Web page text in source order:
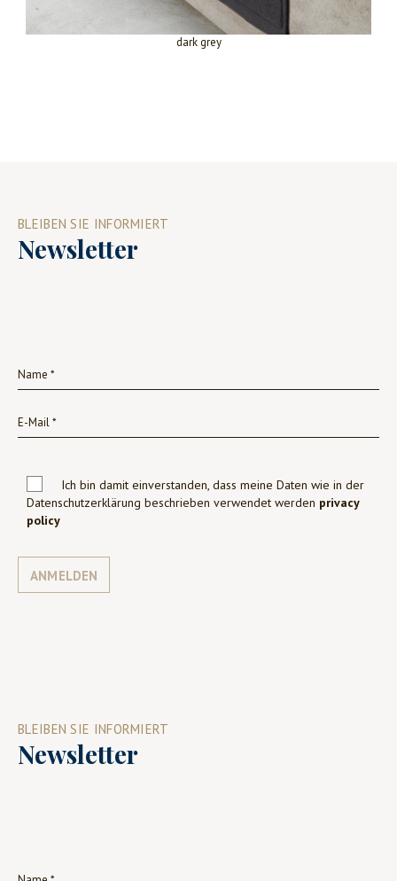
dark grey
BLEIBEN SIE INFORMIERT
Newsletter
Ich bin damit einverstanden, dass meine Daten wie in der
Datenschutzerklärung beschrieben verwendet werden privacy
policy
ANMELDEN
BLEIBEN SIE INFORMIERT
Newsletter